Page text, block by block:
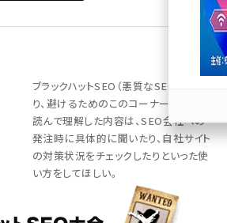
ブラックハットSEO（悪質なSEO）を知
り、避けるためのこのコーナー。記事を
読んで理解した内容は、SEO会社への
発注時に具体的に聞いたり、自社サイト
の対策状況をチェックしたりといった使
い方をしてほしい。